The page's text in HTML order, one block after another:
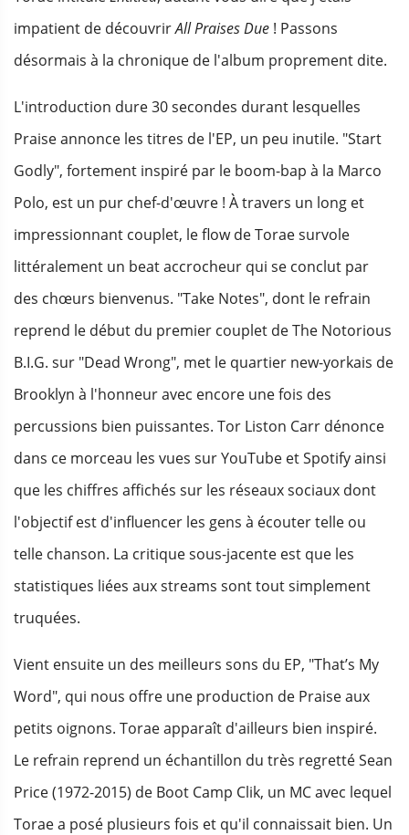
impatient de découvrirAll Praises Due ! Passons
désormais à la chronique de l'album proprement dite.
L'introduction dure 30 secondes durant lesquelles
Praise annonce les titres de l'EP, un peu inutile. "Start
Godly", fortement inspiré par le boom-bap à la Marco
Polo, est un pur chef-d'œuvre ! À travers un long et
impressionnant couplet, le flow de Torae survole
littéralement un beat accrocheur qui se conclut par
des chœurs bienvenus. "Take Notes", dont le refrain
reprend le début du premier couplet de The Notorious
B.I.G. sur "Dead Wrong", met le quartier new-yorkais de
Brooklyn à l'honneur avec encore une fois des
percussions bien puissantes. Tor Liston Carr dénonce
dans ce morceau les vues sur YouTube et Spotify ainsi
que les chiffres affichés sur les réseaux sociaux dont
l'objectif est d'influencer les gens à écouter telle ou
telle chanson. La critique sous-jacente est que les
statistiques liées aux streams sont tout simplement
truquées.
Vient ensuite un des meilleurs sons du EP, "That’s My
Word", qui nous offre une production de Praise aux
petits oignons. Torae apparaît d'ailleurs bien inspiré.
Le refrain reprend un échantillon du très regretté Sean
Price (1972-2015) de Boot Camp Clik, un MC avec lequel
Torae a posé plusieurs fois et qu'il connaissait bien. Un